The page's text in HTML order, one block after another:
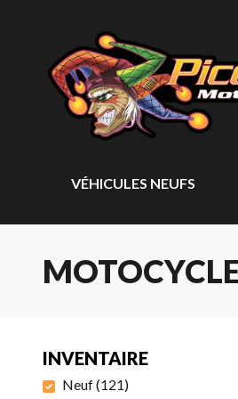
VÉHICULES NEUFS
INVENTAIRE
Neuf(121)